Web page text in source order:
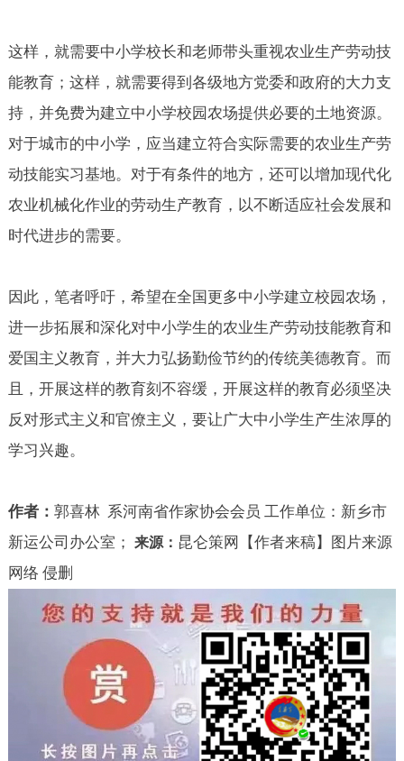
这样，就需要中小学校长和老师带头重视农业生产劳动技
能教育；这样，就需要得到各级地方党委和政府的大力支
持，并免费为建立中小学校园农场提供必要的土地资源。
对于城市的中小学，应当建立符合实际需要的农业生产劳
动技能实习基地。对于有条件的地方，还可以增加现代化
农业机械化作业的劳动生产教育，以不断适应社会发展和
时代进步的需要。
因此，笔者呼吁，希望在全国更多中小学建立校园农场，
进一步拓展和深化对中小学生的农业生产劳动技能教育和
爱国主义教育，并大力弘扬勤俭节约的传统美德教育。而
且，开展这样的教育刻不容缓，开展这样的教育必须坚决
反对形式主义和官僚主义，要让广大中小学生产生浓厚的
学习兴趣。
作者： 郭喜林 系河南省作家协会会员 工作单位：新乡市
新运公司办公室；
来源： 昆仑策网【作者来稿】图片来源
网络 侵删